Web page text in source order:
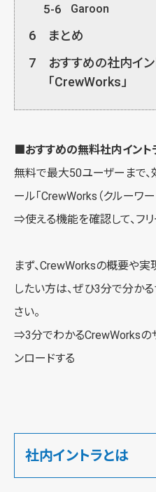
5-6 Garoon
6 まとめ
7
おすすめの社内イ
「CrewWorks」
■おすすめの無料社内イント
無料で最大50ユーザーまで
ール「CrewWorks（クルーワー
⇒使える機能を確認して、フ
まず、CrewWorksの概要や
したい方は、ぜひ3分で分か
さい。
⇒3分でわかるCrewWorksの
ンロードする
社内イントラとは